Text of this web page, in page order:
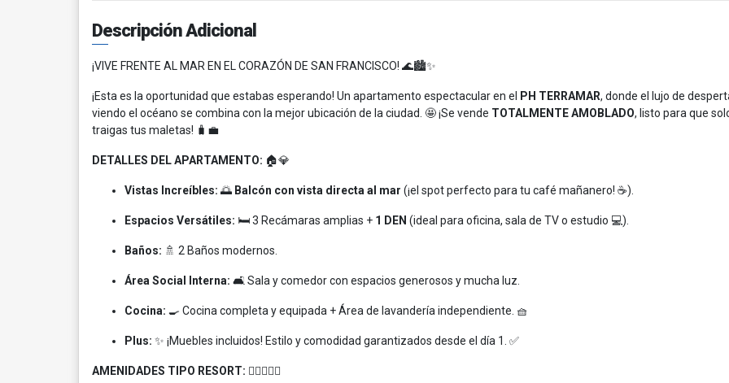
Descripción Adicional
¡VIVE FRENTE AL MAR EN EL CORAZÓN DE SAN FRANCISCO! 🌊🏙️✨
¡Esta es la oportunidad que estabas esperando! Un apartamento espectacular en el PH TERRAMAR, donde el lujo de
viendo el océano se combina con la mejor ubicación de la ciudad. 🤩 ¡Se vende TOTALMENTE AMOBLADO, listo para que
traigas tus maletas! 🧳💼
DETALLES DEL APARTAMENTO: 🏠💎
Vistas Increíbles: 🌅 Balcón con vista directa al mar (¡el spot perfecto para tu café mañanero! ☕).
Espacios Versátiles: 🛏️ 3 Recámaras amplias + 1 DEN (ideal para oficina, sala de TV o estudio 💻).
Baños: 🚿 2 Baños modernos.
Área Social Interna: 🛋️ Sala y comedor con espacios generosos y mucha luz.
Cocina: 🍳 Cocina completa y equipada + Área de lavandería independiente. 🧺
Plus: ✨ ¡Muebles incluidos! Estilo y comodidad garantizados desde el día 1. ✅
AMENIDADES TIPO RESORT: 🏊‍♂️🏋️‍♀️🏀